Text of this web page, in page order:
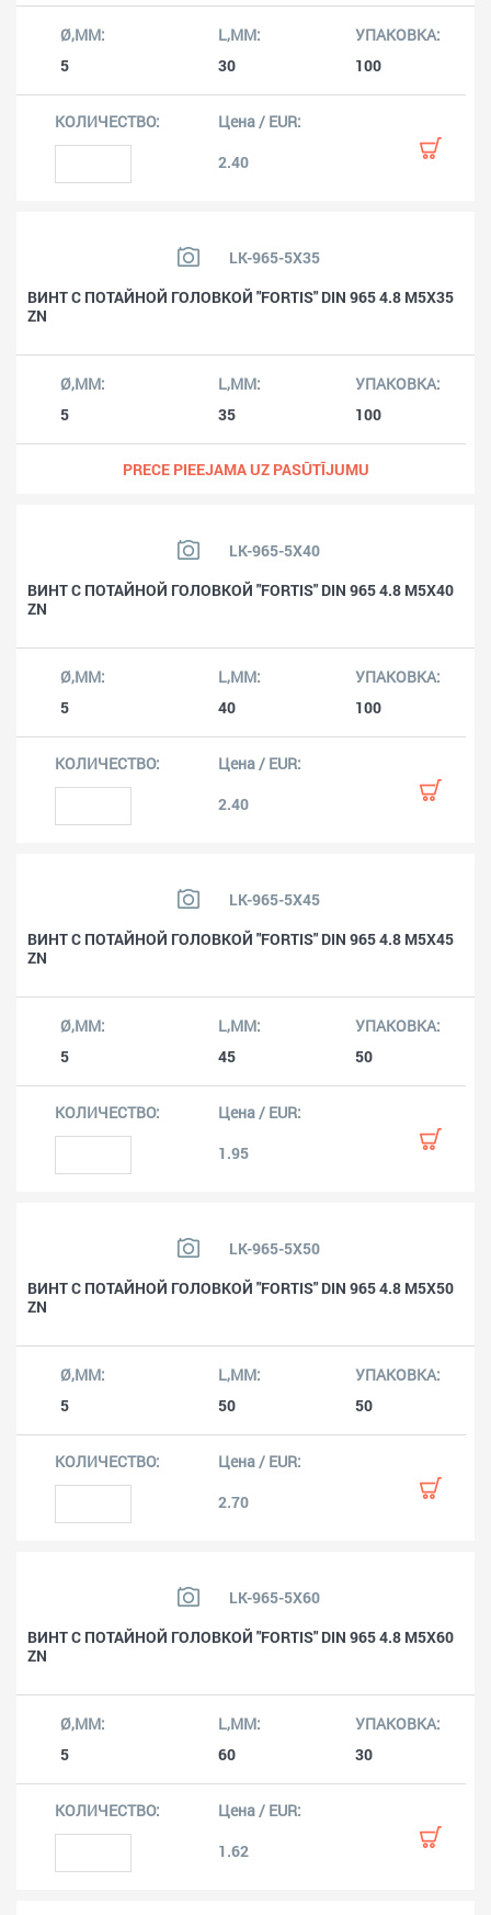
5 30 100
2.40
LK-965-5X35
ВИНТ С ПОТАЙНОЙ ГОЛОВКОЙ "FORTIS" DIN 965 4.8 M5X35
ZN
5 35 100
PRECE PIEEJAMA UZ PASŪTĪJUMU
LK-965-5X40
ВИНТ С ПОТАЙНОЙ ГОЛОВКОЙ "FORTIS" DIN 965 4.8 M5X40
ZN
5 40 100
2.40
LK-965-5X45
ВИНТ С ПОТАЙНОЙ ГОЛОВКОЙ "FORTIS" DIN 965 4.8 M5X45
ZN
5 45 50
1.95
LK-965-5X50
ВИНТ С ПОТАЙНОЙ ГОЛОВКОЙ "FORTIS" DIN 965 4.8 M5X50
ZN
5 50 50
2.70
LK-965-5X60
ВИНТ С ПОТАЙНОЙ ГОЛОВКОЙ "FORTIS" DIN 965 4.8 M5X60
ZN
5 60 30
1.62